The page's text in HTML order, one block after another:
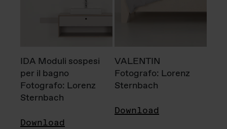
IDA Moduli sospesi
per il bagno
Fotografo: Lorenz
Sternbach
Download
VALENTIN
Fotografo: Lorenz
Sternbach
Download